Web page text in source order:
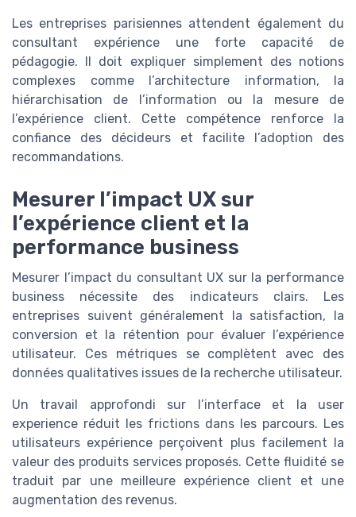
Les entreprises parisiennes attendent également du
consultant expérience une forte capacité de
pédagogie. Il doit expliquer simplement des notions
complexes comme l’architecture information, la
hiérarchisation de l’information ou la mesure de
l’expérience client. Cette compétence renforce la
confiance des décideurs et facilite l’adoption des
recommandations.
Mesurer l’impact UX sur
l’expérience client et la
performance business
Mesurer l’impact du consultant UX sur la performance
business nécessite des indicateurs clairs. Les
entreprises suivent généralement la satisfaction, la
conversion et la rétention pour évaluer l’expérience
utilisateur. Ces métriques se complètent avec des
données qualitatives issues de la recherche utilisateur.
Un travail approfondi sur l’interface et la user
experience réduit les frictions dans les parcours. Les
utilisateurs expérience perçoivent plus facilement la
valeur des produits services proposés. Cette fluidité se
traduit par une meilleure expérience client et une
augmentation des revenus.